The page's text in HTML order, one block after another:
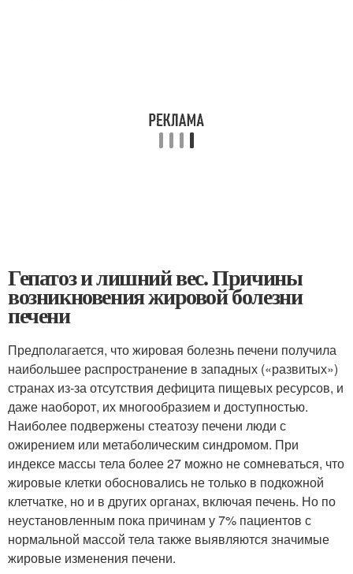
Гепатоз и лишний вес. Причины
возникновения жировой болезни
печени
Предполагается, что жировая болезнь печени получила
наибольшее распространение в западных («развитых»)
странах из-за отсутствия дефицита пищевых ресурсов, и
даже наоборот, их многообразием и доступностью.
Наиболее подвержены стеатозу печени люди с
ожирением или метаболическим синдромом. При
индексе массы тела более 27 можно не сомневаться, что
жировые клетки обосновались не только в подкожной
клетчатке, но и в других органах, включая печень. Но по
неустановленным пока причинам у 7% пациентов с
нормальной массой тела также выявляются значимые
жировые изменения печени.